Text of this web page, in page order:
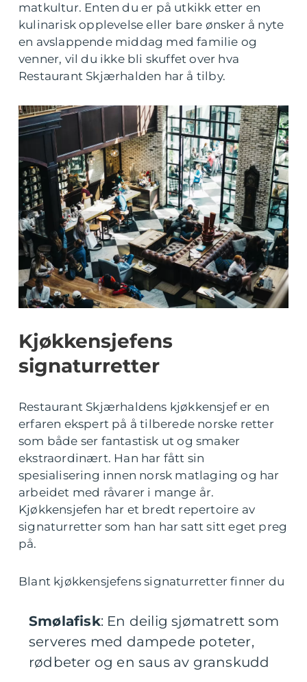
matkultur. Enten du er på utkikk etter en
kulinarisk opplevelse eller bare ønsker å nyte
en avslappende middag med familie og
venner, vil du ikke bli skuffet over hva
Restaurant Skjærhalden har å tilby.
Kjøkkensjefens
signaturretter
Restaurant Skjærhaldens kjøkkensjef er en
erfaren ekspert på å tilberede norske retter
som både ser fantastisk ut og smaker
ekstraordinært. Han har fått sin
spesialisering innen norsk matlaging og har
arbeidet med råvarer i mange år.
Kjøkkensjefen har et bredt repertoire av
signaturretter som han har satt sitt eget preg
på.
Blant kjøkkensjefens signaturretter finner du
Smølafisk: En deilig sjømatrett som
serveres med dampede poteter,
rødbeter og en saus av granskudd